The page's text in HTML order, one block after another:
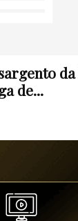
de...